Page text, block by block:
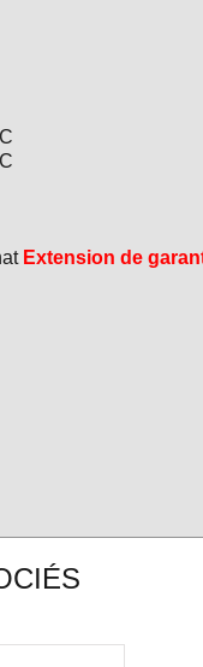
Extension de